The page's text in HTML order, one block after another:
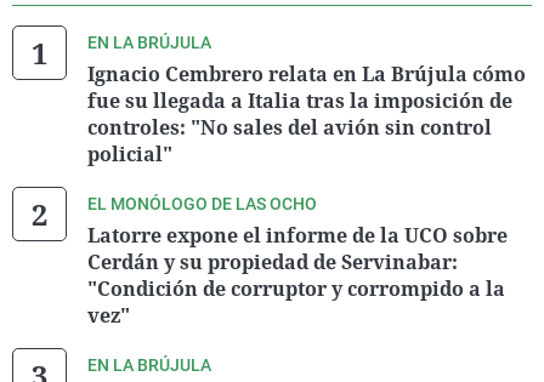
EN LA BRÚJULA
Ignacio Cembrero relata en La Brújula cómo
fue su llegada a Italia tras la imposición de
controles: "No sales del avión sin control
policial"
EL MONÓLOGO DE LAS OCHO
Latorre expone el informe de la UCO sobre
Cerdán y su propiedad de Servinabar:
"Condición de corruptor y corrompido a la
vez"
EN LA BRÚJULA